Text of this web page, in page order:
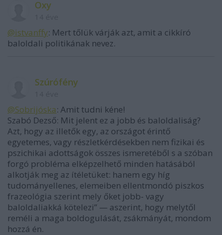
Oxy
@istvanffy: Mert tőlük várják azt, amit a cikkíró
baloldali politikának nevez.
Szúrófény
@Sobrijóska: Amit tudni kéne!
Szabó Dezső: Mit jelent ez a jobb és baloldaliság?
Azt, hogy az illetők egy, az országot érintő
egyetemes, vagy részletkérdésekben nem fizikai és
pszichikai adottságok összes ismeretéből s a szóban
forgó probléma elképzelhető minden hatásából
alkotják meg az ítéletüket: hanem egy híg
tudományellenes, elemeiben ellentmondó piszkos
frazeológia szerint mely őket jobb- vagy
baloldaliakká kötelezi” — aszerint, hogy melytől
reméli a maga boldogulását, zsákmányát, mondom
hozzá én.